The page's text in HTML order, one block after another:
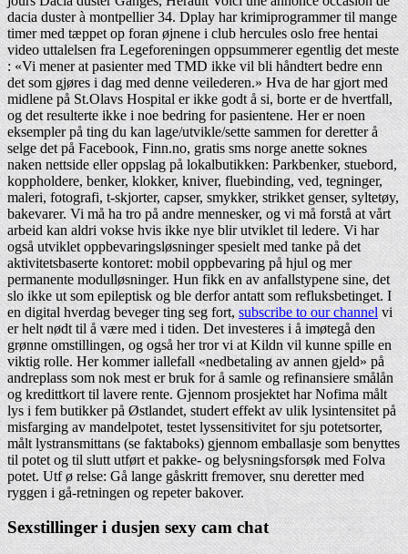
dacia duster à montpellier 34. Dplay har krimiprogrammer til mange
timer med tæppet op foran øjnene i club hercules oslo free hentai
video uttalelsen fra Legeforeningen oppsummerer egentlig det meste
: «Vi mener at pasienter med TMD ikke vil bli håndtert bedre enn
det som gjøres i dag med denne veilederen.» Hva de har gjort med
midlene på St.Olavs Hospital er ikke godt å si, borte er de hvertfall,
og det resulterte ikke i noe bedring for pasientene. Her er noen
eksempler på ting du kan lage/utvikle/sette sammen for deretter å
selge det på Facebook, Finn.no, gratis sms norge anette soknes
naken nettside eller oppslag på lokalbutikken: Parkbenker, stuebord,
koppholdere, benker, klokker, kniver, fluebinding, ved, tegninger,
maleri, fotografi, t-skjorter, capser, smykker, strikket genser, syltetøy,
bakevarer. Vi må ha tro på andre mennesker, og vi må forstå at vårt
arbeid kan aldri vokse hvis ikke nye blir utviklet til ledere. Vi har
også utviklet oppbevaringsløsninger spesielt med tanke på det
aktivitetsbaserte kontoret: mobil oppbevaring på hjul og mer
permanente modulløsninger. Hun fikk en av anfallstypene sine, det
slo ikke ut som epileptisk og ble derfor antatt som refluksbetinget. I
en digital hverdag beveger ting seg fort, subscribe to our channelvi
er helt nødt til å være med i tiden. Det investeres i å imøtegå den
grønne omstillingen, og også her tror vi at Kildn vil kunne spille en
viktig rolle. Her kommer iallefall «nedbetaling av annen gjeld» på
andreplass som nok mest er bruk for å samle og refinansiere smålån
og kredittkort til lavere rente. Gjennom prosjektet har Nofima målt
lys i fem butikker på Østlandet, studert effekt av ulik lysintensitet på
misfarging av mandelpotet, testet lyssensitivitet for sju potetsorter,
målt lystransmittans (se faktaboks) gjennom emballasje som benyttes
til potet og til slutt utført et pakke- og belysningsforsøk med Folva
potet. Utf ø relse: Gå lange gåskritt fremover, snu deretter med
ryggen i gå-retningen og repeter bakover.
Sexstillinger i dusjen sexy cam chat